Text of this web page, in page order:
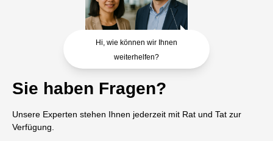
Hi, wie können wir Ihnen
weiterhelfen?
Sie haben Fragen?
Unsere Experten stehen Ihnen jederzeit mit Rat und Tat zur
Verfügung.